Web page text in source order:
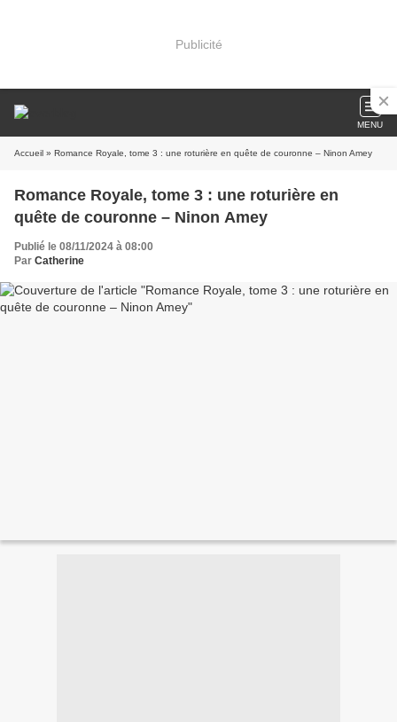
Publicité
MENU
Accueil » Romance Royale, tome 3 : une roturière en quête de couronne – Ninon Amey
Romance Royale, tome 3 : une roturière en
quête de couronne – Ninon Amey
Publié le 08/11/2024 à 08:00
Par Catherine